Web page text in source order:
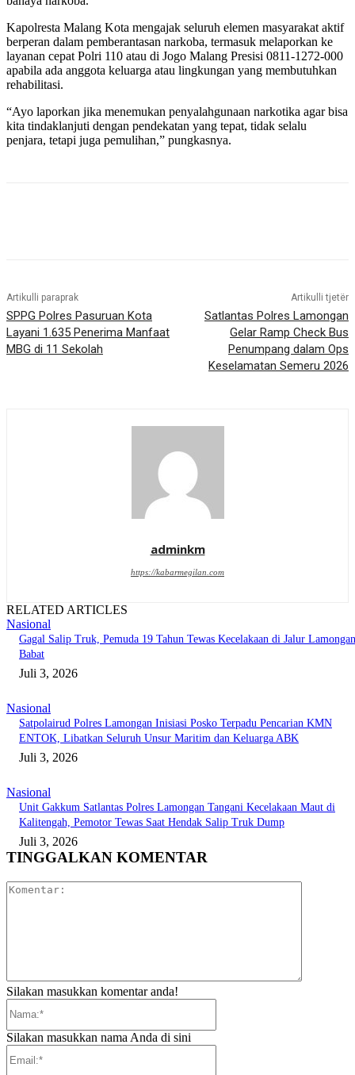
Kapolresta Malang Kota mengajak seluruh elemen masyarakat aktif
berperan dalam pemberantasan narkoba, termasuk melaporkan ke
layanan cepat Polri 110 atau di Jogo Malang Presisi 0811-1272-000
apabila ada anggota keluarga atau lingkungan yang membutuhkan
rehabilitasi.
“Ayo laporkan jika menemukan penyalahgunaan narkotika agar bisa
kita tindaklanjuti dengan pendekatan yang tepat, tidak selalu
penjara, tetapi juga pemulihan,” pungkasnya.
Artikulli paraprak
SPPG Polres Pasuruan Kota
Layani 1.635 Penerima Manfaat
MBG di 11 Sekolah
Artikulli tjetër
Satlantas Polres Lamongan
Gelar Ramp Check Bus
Penumpang dalam Ops
Keselamatan Semeru 2026
adminkm
https://kabarmegilan.com
RELATED ARTICLES
Nasional
Gagal Salip Truk, Pemuda 19 Tahun Tewas Kecelakaan di Jalur
Babat
Juli 3, 2026
Nasional
Satpolairud Polres Lamongan Inisiasi Posko Terpadu Pencarian KMN
ENTOK, Libatkan Seluruh Unsur Maritim dan Keluarga ABK
Juli 3, 2026
Nasional
Unit Gakkum Satlantas Polres Lamongan Tangani Kecelakaan Maut di
Kalitengah, Pemotor Tewas Saat Hendak Salip Truk Dump
Juli 3, 2026
TINGGALKAN KOMENTAR
Silakan masukkan komentar anda!
Silakan masukkan nama Anda di sini